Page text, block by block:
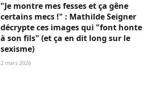
"Je montre mes fesses et ça gêne
certains mecs !" : Mathilde Seigner
décrypte ces images qui "font honte
à son fils" (et ça en dit long sur le
sexisme)
2 mars 2026